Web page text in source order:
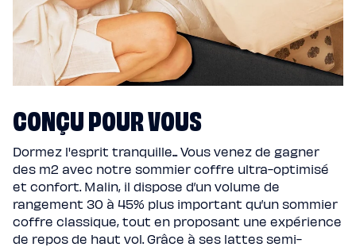
CONÇU POUR VOUS
Dormez l'esprit tranquille... Vous venez de gagner
des m2 avec notre sommier coffre ultra-optimisé
et confort. Malin, il dispose d’un volume de
rangement 30 à 45% plus important qu’un sommier
coffre classique, tout en proposant une expérience
de repos de haut vol. Grâce à ses lattes semi-